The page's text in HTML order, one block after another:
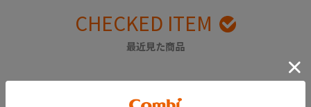
CHECKED ITEM
最近見た商品